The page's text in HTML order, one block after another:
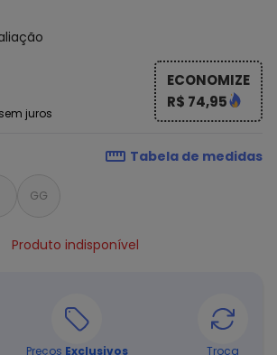
sem juros
ECONOMIZE
R$ 74,95
Tabela de medidas
GG
Produto indisponível
Preços Exclusivos
Troca